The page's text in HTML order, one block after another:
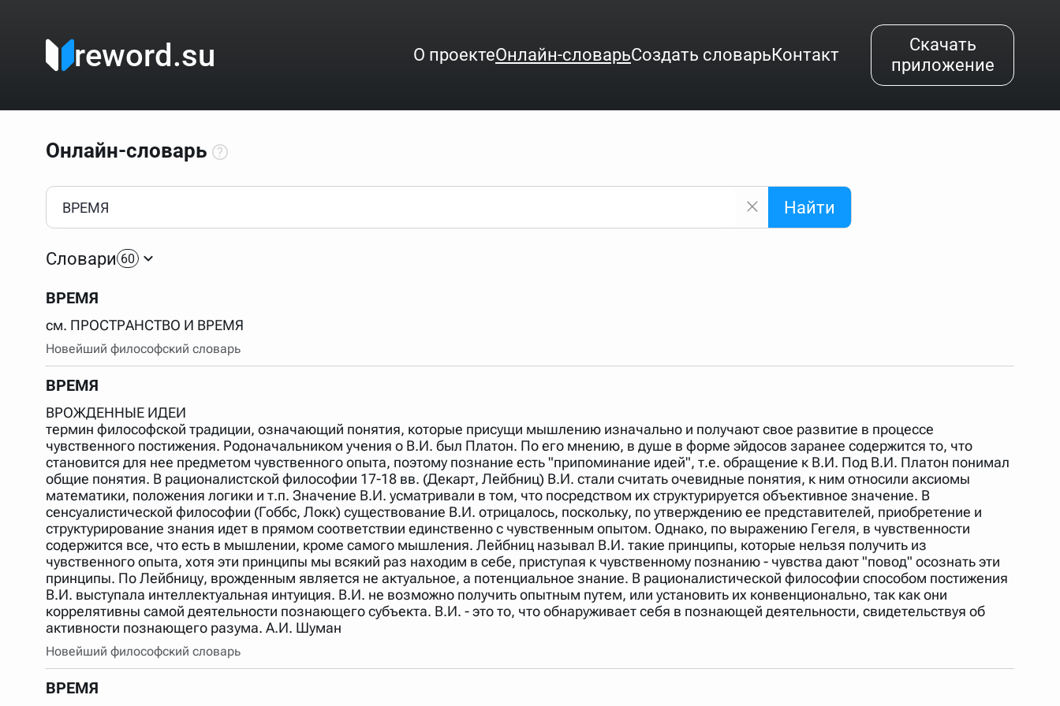
reword.su О проектеОнлайн-словарьСоздать словарьКонтакт
Скачать
приложение
Онлайн-словарь
Как пользоваться онлайн-словарём?
Прежде всего, начните вводить слово, значение которого интересует. Система автоматически подберёт варианты по начальным буквам и покажет их во всплывающем меню.
Если точное написание слова неизвестно (как в кроссворде), неизвестную букву можно заменить подстановочным знаком звёздочкой (*), а несколько неизвестных букв —
Для более сложных случаев существует возможность указывать несколько слов в запросе. Например, если написать в строке запроса "Пушкин поэт" и нажать "Найти", выведутся
словом "***м***ов", далее через пробел "поэт". Получается "***м***ов поэт" (без кавычек). Нажимаем "Найти" и получаем статью "Лермонтов" и не только.
Порядок словарей можно изменять, перетаскивая словарь вверх или вниз за прямоугольник слева от названия словаря. Также можно выключать ненужные словари.
Найти
Словари 60
ВРЕМЯ
см. ПРОСТРАНСТВО И ВРЕМЯ
Новейший философский словарь
ВРЕМЯ
ВРОЖДЕННЫЕ ИДЕИ
термин философской традиции, означающий понятия, которые присущи мышлению изначально и получают свое развитие в процессе
чувственного постижения. Родоначальником учения о В.И. был Платон. По его мнению, в душе в форме эйдосов заранее содержится то, что
становится для нее предметом чувственного опыта, поэтому познание есть "припоминание идей", т.е. обращение к В.И. Под В.И. Платон понимал
общие понятия. В рационалистской философии 17-18 вв. (Декарт, Лейбниц) В.И. стали считать очевидные понятия, к ним относили аксиомы
математики, положения логики и т.п. Значение В.И. усматривали в том, что посредством их структурируется объективное значение. В
сенсуалистической философии (Гоббс, Локк) существование В.И. отрицалось, поскольку, по утверждению ее представителей, приобретение и
структурирование знания идет в прямом соответствии единственно с чувственным опытом. Однако, по выражению Гегеля, в чувственности
содержится все, что есть в мышлении, кроме самого мышления. Лейбниц называл В.И. такие принципы, которые нельзя получить из
чувственного опыта, хотя эти принципы мы всякий раз находим в себе, приступая к чувственному познанию - чувства дают "повод" осознать эти
принципы. По Лейбницу, врожденным является не актуальное, а потенциальное знание. В рационалистической философии способом постижения
В.И. выступала интеллектуальная интуиция. В.И. не возможно получить опытным путем, или установить их конвенционально, так как они
коррелятивны самой деятельности познающего субъекта. В.И. - это то, что обнаруживает себя в познающей деятельности, свидетельствуя об
активности познающего разума. А.И. Шуман
Новейший философский словарь
ВРЕМЯ